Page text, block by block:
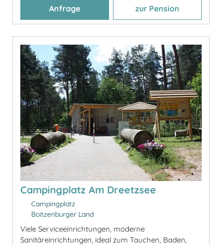
Anfrage zur Pension
Campingplatz Am Dreetzsee
Campingplatz
Boitzenburger Land
Viele Serviceeinrichtungen, moderne
Sanitäreinrichtungen, ideal zum Tauchen, Baden,